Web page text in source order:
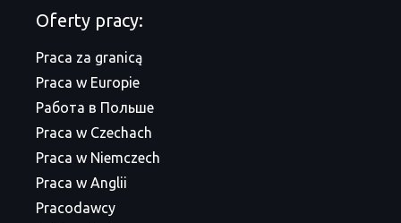
Oferty pracy:
Praca za granicą
Praca w Europie
Работа в Польше
Praca w Czechach
Praca w Niemczech
Praca w Anglii
Pracodawcy